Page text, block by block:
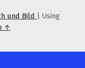
und Bild | Using
↑